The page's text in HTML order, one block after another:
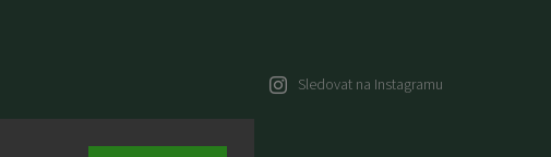
Sledovat na Instagramu